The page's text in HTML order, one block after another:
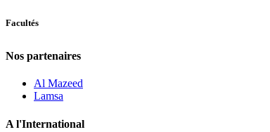
Facultés
Nos partenaires
Al Mazeed
Lamsa
A l'International